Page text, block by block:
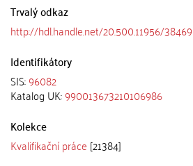
Trvalý odkaz
http://hdl.handle.net/20.500.11956/38469
Identifikátory
SIS:96082
Katalog UK:990013673210106986
Kolekce
Kvalifikační práce [21384]